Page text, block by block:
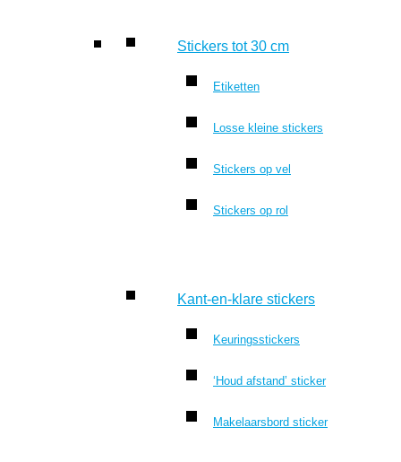
Stickers tot 30 cm
Etiketten
Losse kleine stickers
Stickers op vel
Stickers op rol
Kant-en-klare stickers
Keuringsstickers
‘Houd afstand’ sticker
Makelaarsbord sticker